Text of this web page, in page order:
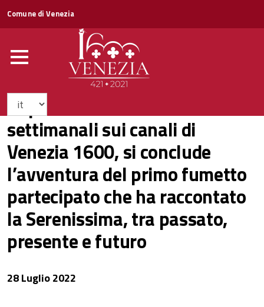
Comune di Venezia
Dopo dieci mesi di uscite
settimanali sui canali di
Venezia 1600, si conclude
l’avventura del primo fumetto
partecipato che ha raccontato
la Serenissima, tra passato,
presente e futuro
28 Luglio 2022